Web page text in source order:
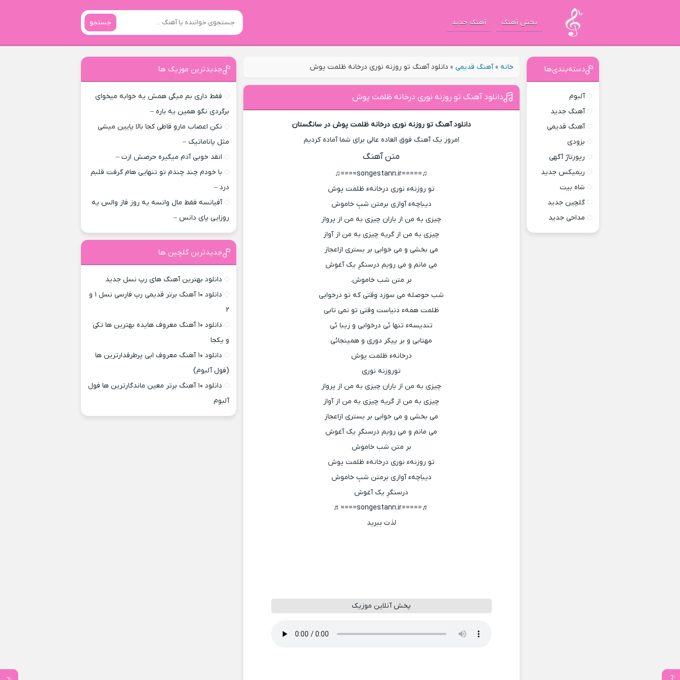
پخش آهنگ آهنگ جدید جستجو
خانه »آهنگ قدیمی » دانلود آهنگ تو روزنه نوری درخانه ظلمت پوش
دانلود آهنگ تو روزنه نوری درخانه ظلمت پوش
دانلود آهنگ تو روزنه نوری درخانه ظلمت پوش در سانگستان
امروز یک آهنگ فوق العاده عالی برای شما آماده کردیم
متن آهنگ
♫=====songestann.ir====♫
تو روزنهء نوری درخانهء ظلمت پوش
دیباچهء آوازی برمتن شبِ خاموش
چیزی به من از باران چیزی به من از پرواز
چیزی به من از گریه چیزی به من از آواز
می بخشی و می خوابی بر بستری ازاعجاز
می مانم و می رویم درسنگرِ یک آغوش
بر متن شب خاموش.
شب حوصله می سوزد وقتی که تو درخوابی
ظلمت همهء دنیاست وقتی تو نمی تابی
تندیسهء تنها ئی درخوابی و زیبا ئی
مهتابی و بر پیکر دوری و همینجائی
درخانهء ظلمت پوش
توروزنه نوری
چیزی به من از باران چیزی به من از پرواز
چیزی به من از گریه چیزی به من از آواز
می بخشی و می خوابی بر بستری ازاعجاز
می مانم و می رویم درسنگرِ یک آغوش
بر متن شب خاموش
تو روزنهء نوری درخانهء ظلمت پوش
دیباچهء آوازی برمتن شبِ خاموش
درسنگرِ یک آغوش
♬=====songestann.ir====♬
لذت ببرید
پخش آنلاین موزیک
دسته‌بندی‌ها
آلبوم
آهنگ جدید
آهنگ قدیمی
بزودی
رپورتاژ آگهی
ریمیکس جدید
شاه بیت
گلچین جدید
مداحی جدید
جدیدترین موزیک ها
فقط داری بم میگی همش یه خوابه میخوای
برگردی نگو همین یه باره –
نکن اعصاب مارو قاطی کجا بالا پایین میشی
مثل پاناماتیک –
انقد خوبی آدم میگیره حرصش ازت –
با خودم چند چندم تو تنهایی هام گرفت قلبم
درد –
آفیانسه فقط مال وانسه یه روز فاز والس یه
روزایی پای دانس –
جدیدترین گلچین ها
دانلود بهترین آهنگ های رپ نسل جدید
دانلود ۱۰ آهنگ برتر قدیمی رپ فارسی نسل ۱ و
۲
دانلود ۱۰ آهنگ معروف هایده بهترین ها تکی
و یکجا
دانلود ۱۰ آهنگ معروف ابی پرطرفدارترین ها
(فول آلبوم)
دانلود ۱۰ آهنگ برتر معین ماندگارترین ها فول
آلبوم